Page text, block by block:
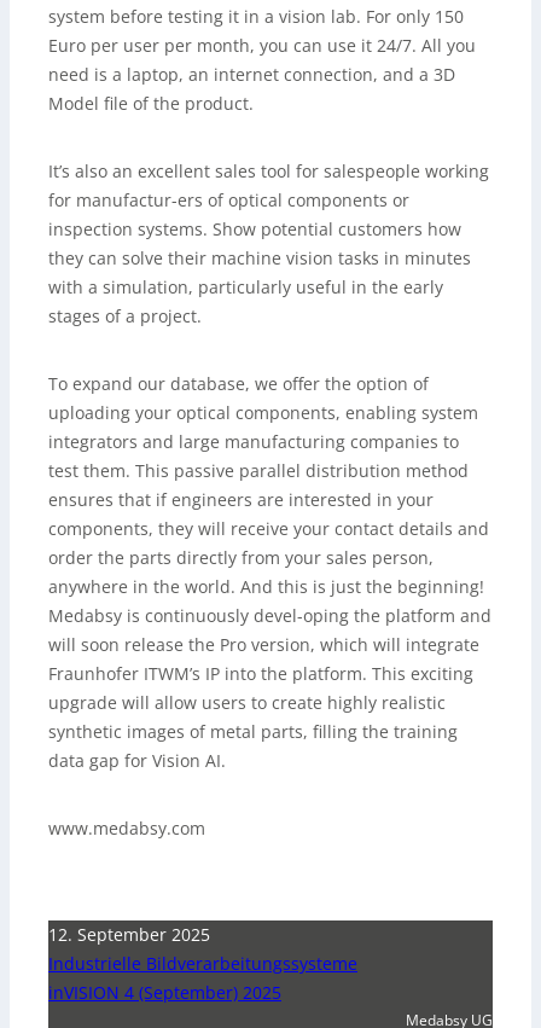
system before testing it in a vision lab. For only 150
Euro per user per month, you can use it 24/7. All you
need is a laptop, an internet connection, and a 3D
Model file of the product.
It’s also an excellent sales tool for salespeople working
for manufactur-ers of optical components or
inspection systems. Show potential customers how
they can solve their machine vision tasks in minutes
with a simulation, particularly useful in the early
stages of a project.
To expand our database, we offer the option of
uploading your optical components, enabling system
integrators and large manufacturing companies to
test them. This passive parallel distribution method
ensures that if engineers are interested in your
components, they will receive your contact details and
order the parts directly from your sales person,
anywhere in the world. And this is just the beginning!
Medabsy is continuously devel-oping the platform and
will soon release the Pro version, which will integrate
Fraunhofer ITWM’s IP into the platform. This exciting
upgrade will allow users to create highly realistic
synthetic images of metal parts, filling the training
data gap for Vision AI.
www.medabsy.com
12. September 2025
Industrielle Bildverarbeitungssysteme
inVISION 4 (September) 2025
Medabsy UG